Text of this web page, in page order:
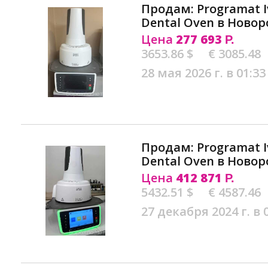
Продам: Programat
Dental Oven в
Цена 277 693 Р.
3653.86 $
€ 3085.48
28 мая 2026 г. в 01:33
Продам: Programat
Dental Oven в
Цена 412 871 Р.
5432.51 $
€ 4587.46
27 декабря 2024 г. в